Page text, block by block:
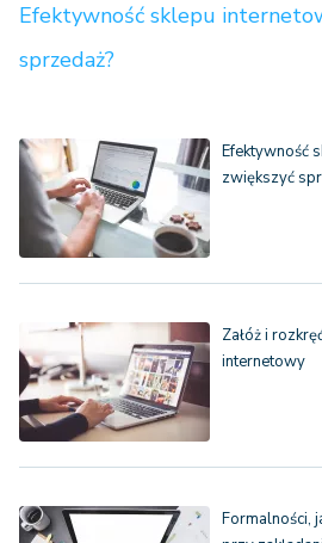
Efektywność sklepu
sprzedaż?
Efektywność
zwiększyć
Załóż i
internetowy
Formalności,